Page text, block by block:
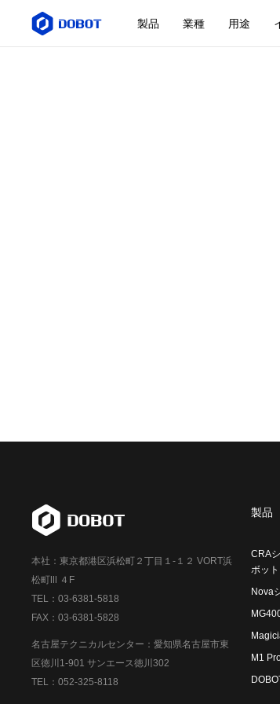
製品 業種 用途
本社：東京都港区浜松町２丁目１-１２ VORT浜
松町Ⅲ ４F
TEL：03-6381-5818
FAX：03-6381-5828
名古屋テクニカルセンター：愛知県名古屋市東
区徳川1-901 サンエース徳川302
TEL：052-325-8118
製品
CRA
ボット
Nova
M1